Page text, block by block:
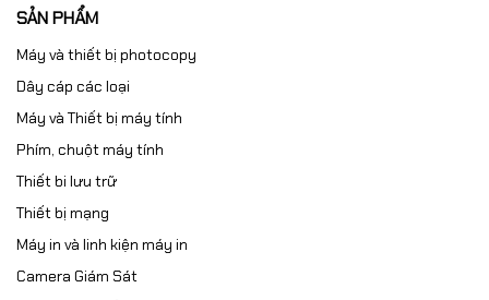
SẢN PHẨM
Máy và thiết bị photocopy
Dây cáp các loại
Máy và Thiết bị máy tính
Phím, chuột máy tính
Thiết bi lưu trữ
Thiết bị mạng
Máy in và linh kiện máy in
Camera Giám Sát